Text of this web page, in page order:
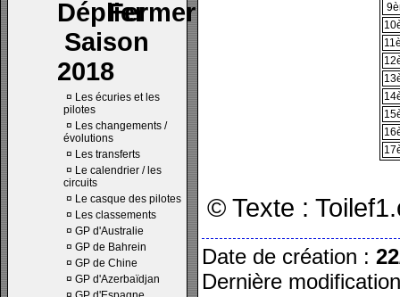
Saison
2018
¤ Les écuries et les
pilotes
¤ Les changements /
évolutions
¤ Les transferts
¤ Le calendrier / les
circuits
¤ Le casque des pilotes
¤ Les classements
¤ GP d'Australie
¤ GP de Bahrein
¤ GP de Chine
¤ GP d'Azerbaïdjan
© Texte :
Date de création :
Dernière